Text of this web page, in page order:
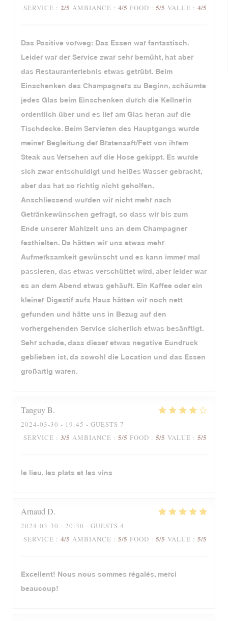
SERVICE : 2/5 AMBIANCE : 4/5 FOOD : 5/5 VALUE : 4/5
Das Positive vorweg: Das Essen war fantastisch.
Leider war der Service zwar sehr bemüht, hat aber
das Restauranterlebnis etwas getrübt. Beim
Einschenken des Champagners zu Beginn, schäumte
jedes Glas beim Einschenken durch die Kellnerin
ordentlich über und es lief am Glas heran auf die
Tischdecke. Beim Servieren des Hauptgangs wurde
meiner Begleitung der Bratensaft/Fett von ihrem
Steak aus Versehen auf die Hose gekippt. Es wurde
sich zwar entschuldigt und heißes Wasser gebracht,
aber das hat so richtig nicht geholfen.
Anschliessend wurden wir nicht mehr nach
Getränkewünschen gefragt, so dass wir bis zum
Ende unserer Mahlzeit uns an dem Champagner
festhielten. Da hätten wir uns etwas mehr
Aufmerksamkeit gewünscht und es kann immer mal
passieren, das etwas verschüttet wird, aber leider war
es an dem Abend etwas gehäuft. Ein Kaffee oder ein
kleiner Digestif aufs Haus hätten wir noch nett
gefunden und hätte uns in Bezug auf den
vorhergehenden Service sicherlich etwas besänftigt.
Sehr schade, dass dieser etwas negative Eundruck
geblieben ist, da sowohl die Location und das Essen
großartig waren.
TanguyB
2024-03-30 - 19:45 - GUESTS 7
SERVICE : 3/5 AMBIANCE : 5/5 FOOD : 5/5 VALUE : 5/5
le lieu, les plats et les vins
ArnaudD
2024-03-30 - 20:30 - GUESTS 4
SERVICE : 4/5 AMBIANCE : 5/5 FOOD : 5/5 VALUE : 5/5
Excellent! Nous nous sommes régalés, merci
beaucoup!